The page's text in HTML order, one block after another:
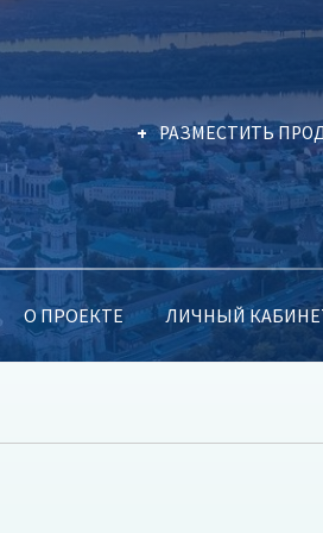
РАЗМЕСТИТЬ
О ПРОЕКТЕ ЛИЧНЫЙ